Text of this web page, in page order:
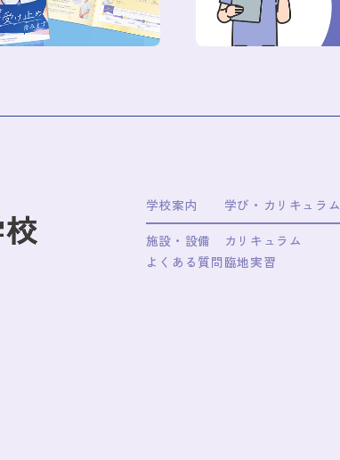
学校案内
施設・設備
よくある質問
学び・カリキュラム
カリキュラム
臨地実習